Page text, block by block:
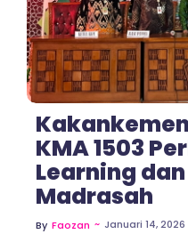
KMA 1503
Learning
Madrasah
By Faozan ~ Januari 14, 2026